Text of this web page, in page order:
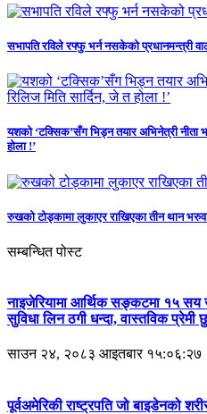
सभापति रविले रफ्फु भर्न नसकेको प्रधानमन्त्री
यशको ‘टक्सिक’सँग भिड्न तयार अभिनेत्री नीता
होला !’
रुखको टोड्कामा लुकाएर राखिएका तीन थान
सम्बन्धित पोस्ट
नाइजेरियामा आर्थिक सङ्कटमा १५ सय
सुविधा लिन ठगी धन्दा, वास्तविक
साउन २४, २०८३ आइतबार १५:०६:२७
पूर्वअमेरिकी राष्ट्रपति जो बाइडेनको